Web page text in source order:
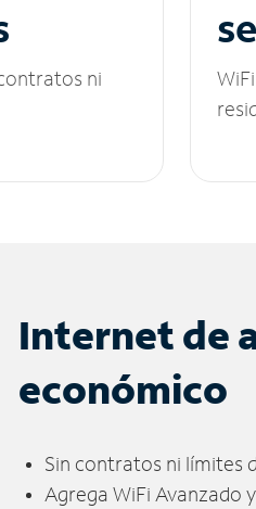
ni
Internet de
económico
Sin contratos ni límites
Agrega WiFi Avanzado